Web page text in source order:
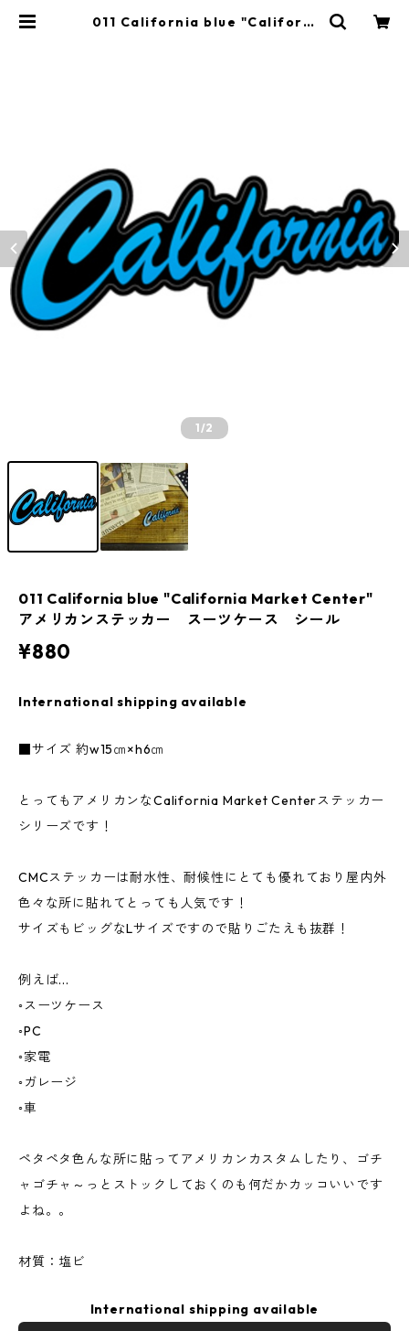
011 California blue "Californi
1/2
011 California blue "California Market Center"
アメリカンステッカー スーツケース シール
¥880
International shipping available
■サイズ 約w15㎝×h6㎝
とってもアメリカンなCalifornia Market Centerステッカー
シリーズです！
CMCステッカーは耐水性、耐候性にとても優れており屋内外
色々な所に貼れてとっても人気です！
サイズもビッグなLサイズですので貼りごたえも抜群！
例えば...
◦スーツケース
◦PC
◦家電
◦ガレージ
◦車
ペタペタ色んな所に貼ってアメリカンカスタムしたり、ゴチ
ャゴチャ～っとストックしておくのも何だかカッコいいです
よね。。
材質：塩ビ
International shipping available